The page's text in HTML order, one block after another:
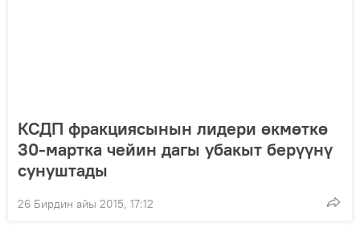
КСДП фракциясынын лидери өкмөткө
30-мартка чейин дагы убакыт берүүнү
сунуштады
26 Бирдин айы 2015, 17:12